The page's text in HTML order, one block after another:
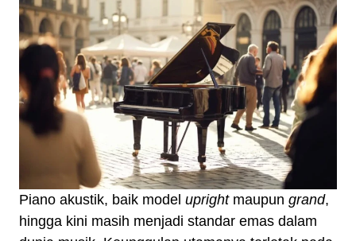
Piano akustik, baik model uprightmaupun grand,
hingga kini masih menjadi standar emas dalam